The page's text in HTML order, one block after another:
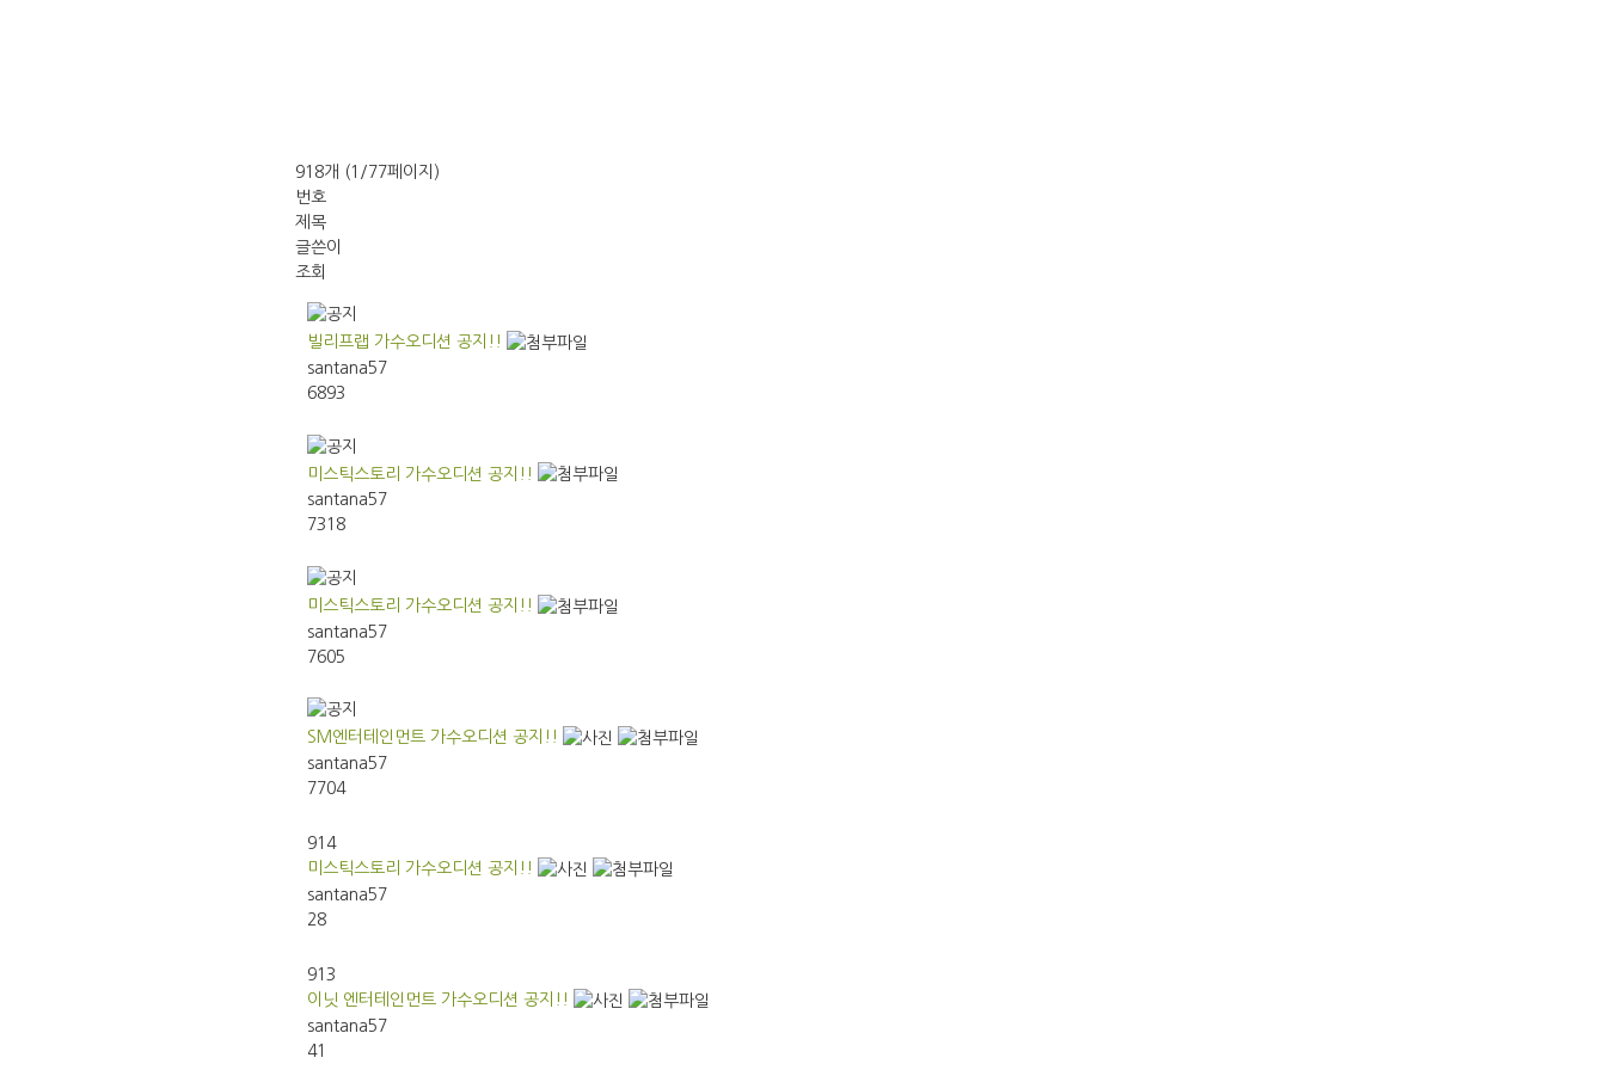
918개 (1/77페이지)
번호
제목
글쓴이
조회
빌리프랩 가수오디션 공지!!
santana57
6893
미스틱스토리 가수오디션 공지!!
santana57
7318
미스틱스토리 가수오디션 공지!!
santana57
7605
SM엔터테인먼트 가수오디션 공지!!
santana57
7704
914
미스틱스토리 가수오디션 공지!!
santana57
28
913
이닛 엔터테인먼트 가수오디션 공지!!
santana57
41